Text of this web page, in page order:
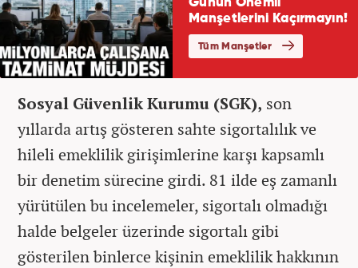
Sosyal Güvenlik Kurumu (SGK), son
yıllarda artış gösteren sahte sigortalılık ve
hileli emeklilik girişimlerine karşı kapsamlı
bir denetim sürecine girdi. 81 ilde eş zamanlı
yürütülen bu incelemeler, sigortalı olmadığı
halde belgeler üzerinde sigortalı gibi
gösterilen binlerce kişinin emeklilik hakkının